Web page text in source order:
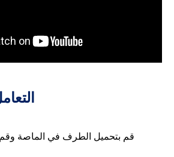
قم بتحميل الطرف في الماصة